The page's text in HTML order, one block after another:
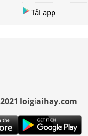
Tải app
2021 loigiaihay.com